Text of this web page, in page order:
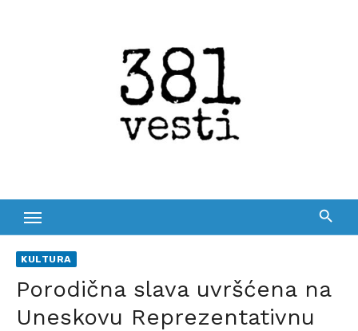
KULTURA
Porodična slava uvršćena na
Uneskovu Reprezentativnu